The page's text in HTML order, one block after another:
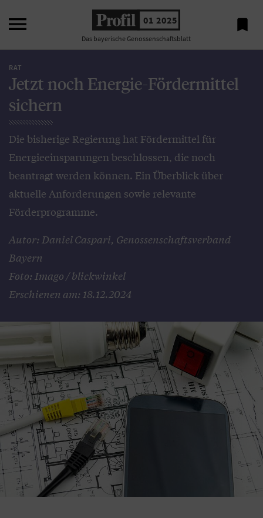
 01 2025
Das bayerische Genossenschaftsblatt

RAT
Jetzt noch Energie-Fördermittel
sichern
Die bisherige Regierung hat Fördermittel für
Energieeinsparungen beschlossen, die noch
beantragt werden können. Ein Überblick über
aktuelle Anforderungen sowie relevante
Förderprogramme.
Autor: Daniel Caspari, Genossenschaftsverband
Bayern
Foto: Imago / blickwinkel
Erschienen am: 18.12.2024